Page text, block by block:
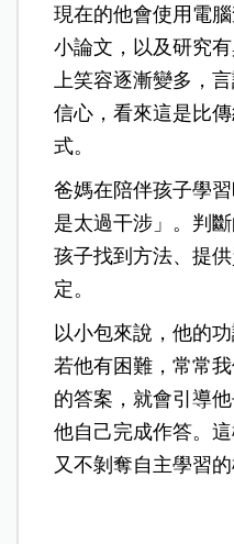
現在的他會使用電
小論文，以及研究
上笑容逐漸變多，
信心，看來這是比
式。
爸媽在陪伴孩子學
是太過干涉」。判
孩子找到方法、提
定。
以小包來說，他的
若他有困難，常常
的答案，就會引導
他自己完成作答。
又不剝奪自主學習的